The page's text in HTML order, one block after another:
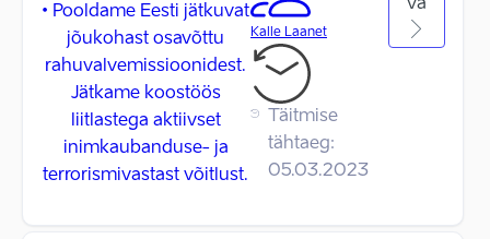
• Pooldame Eesti jätkuvat
jõukohast osavõttu
rahuvalvemissioonidest.
Jätkame koostöös
liitlastega aktiivset
inimkaubanduse- ja
terrorismivastast võitlust.
Kalle Laanet
Täitmise
tähtaeg:
05.03.2023
va